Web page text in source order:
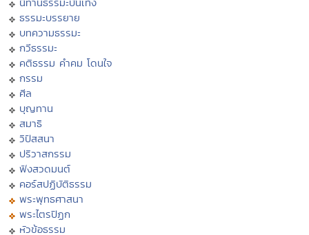
ธรรมะบรรยาย
บทความธรรมะ
กวีธรรมะ
คติธรรม คำคม โดนใจ
กรรม
ศีล
บุญทาน
สมาธิ
วิปัสสนา
ปริวาสกรรม
ฟังสวดมนต์
คอร์สปฏิบัติธรรม
พระพุทธศาสนา
พระไตรปิฏก
หัวข้อธรรม